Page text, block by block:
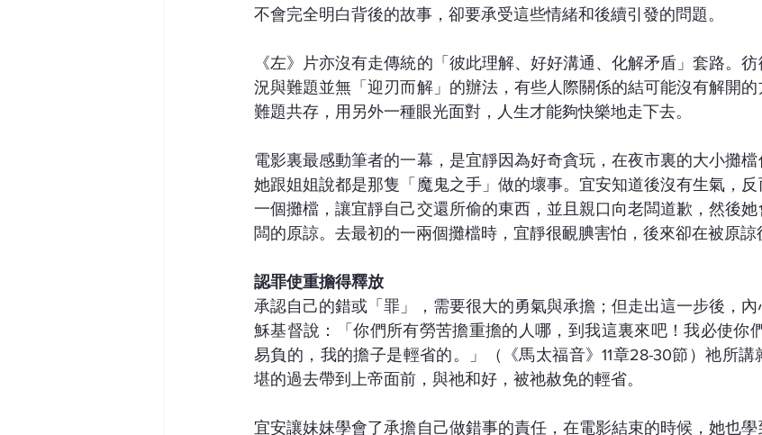
不會完全明白背後的故事，卻要承受這些情緒和後續引發的問題。
《左》片亦沒有走傳統的「彼此理解、好好溝通、化解矛盾」套路。
況與難題並無「迎刃而解」的辦法，有些人際關係的結可能沒有解開
難題共存，用另外一種眼光面對，人生才能夠快樂地走下去。
電影裏最感動筆者的一幕，是宜靜因為好奇貪玩，在夜市裏的大小攤檔
她跟姐姐說都是那隻「魔鬼之手」做的壞事。宜安知道後沒有生氣，
一個攤檔，讓宜靜自己交還所偷的東西，並且親口向老闆道歉，然後
闆的原諒。去最初的一兩個攤檔時，宜靜很靦腆害怕，後來卻在被原諒
認罪使重擔得釋放
承認自己的錯或「罪」，需要很大的勇氣與承擔；但走出這一步後，
穌基督說：「你們所有勞苦擔重擔的人哪，到我這裏來吧！我必使你
易負的，我的擔子是輕省的。」（《馬太福音》11章28-30節）祂所
堪的過去帶到上帝面前，與祂和好，被祂赦免的輕省。
宜安讓妹妹學會了承擔自己做錯事的責任，在電影結束的時候，她也